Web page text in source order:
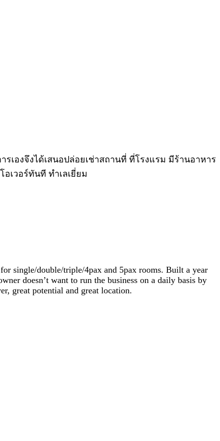
เองจึงได้เสนอปล่อยเช่าสถานที่ ที่โรงแรม มีร้านอาหาร
เวอร์ทันที ทำเลเยี่ยม
single/double/triple/4pax and 5pax rooms. Built a year
doesn’t want to run the business on a daily basis by
great potential and great location.